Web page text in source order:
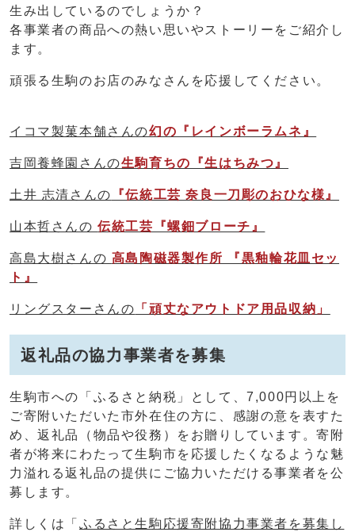
生み出しているのでしょうか？
各事業者の商品への熱い思いやストーリーをご紹介し
ます。
頑張る生駒のお店のみなさんを応援してください。
イコマ製菓本舗さんの幻の『レインボーラムネ』
吉岡養蜂園さんの生駒育ちの『生はちみつ』
土井 志清さんの 『伝統工芸 奈良一刀彫のおひな様』
山本哲さんの伝統工芸『螺鈿ブローチ』
高島大樹さんの 高島陶磁器製作所 『黒釉輪花皿セッ
ト』
リングスターさんの 「頑丈なアウトドア用品収納」
返礼品の協力事業者を募集
生駒市への「ふるさと納税」として、7,000円以上を
ご寄附いただいた市外在住の方に、感謝の意を表すた
め、返礼品（物品や役務）をお贈りしています。寄附
者が将来にわたって生駒市を応援したくなるような魅
力溢れる返礼品の提供にご協力いただける事業者を公
募します。
詳しくは「 ふるさと生駒応援寄附協力事業者を募集し